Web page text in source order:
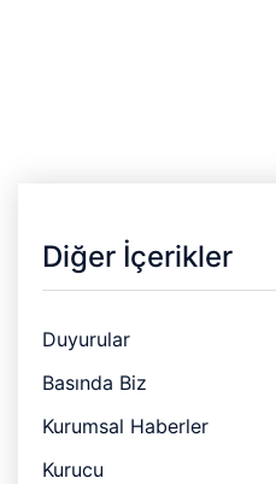
Diğer İçerikler
Duyurular
Basında Biz
Kurumsal Haberler
Kurucu